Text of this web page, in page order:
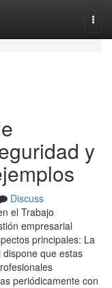
y
Discuss
el Trabajo
empresarial
principales: La
que estas
periódicamente con